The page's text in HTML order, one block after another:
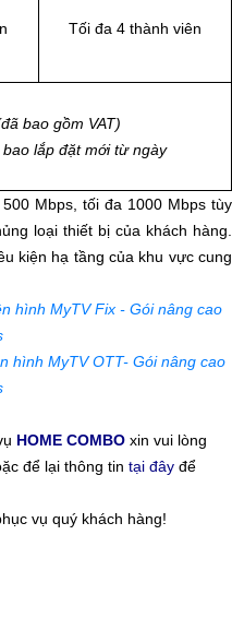
Tối đa 4 thành viên
bao gồm VAT)
lắp đặt mới từ ngày
Mbps, tối đa 1000 Mbps tùy
loại thiết bị của khách hàng.
kiện hạ tầng của khu vực cung
hình MyTV Fix - Gói nâng cao
hình MyTV OTT- Gói nâng cao
HOME COMBO xin vui lòng
để lại thông tin tại đây để
vụ quý khách hàng!